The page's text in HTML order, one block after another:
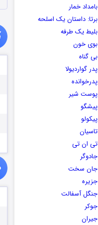
بامداد خمار
برتا: داستان یک اسلحه
بلیط یک‌‌ طرفه
بوی خون
بی گناه
پدر گواردیولا
پدرخوانده
پوست شیر
پیشگو
پیکولو
تاسیان
تی ان تی
جادوگر
جان سخت
جزیره
جنگل آسفالت
جوکر
جیران